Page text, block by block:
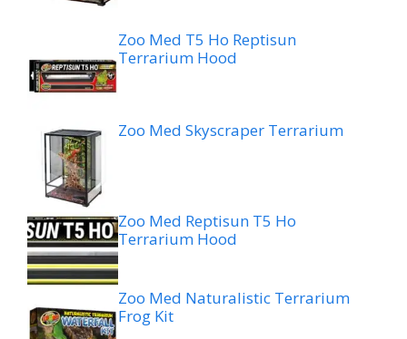
Zoo Med T5 Ho Reptisun
Terrarium Hood
Zoo Med Skyscraper Terrarium
Zoo Med Reptisun T5 Ho
Terrarium Hood
Zoo Med Naturalistic Terrarium
Frog Kit